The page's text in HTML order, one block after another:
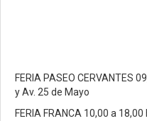
FERIA PASEO CERVANTES
y Av. 25 de Mayo
FERIA FRANCA 10,00 a